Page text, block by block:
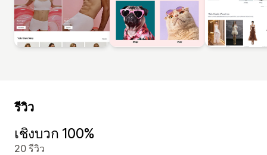
รีวิว
เชิงบวก 100%
20 รีวิว